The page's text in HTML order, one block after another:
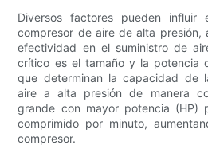
Diversos factores pueden
compresor de aire de alta presión,
efectividad en el suministro de
crítico es el tamaño y la potencia
que determinan la capacidad de
aire a alta presión de manera
grande con mayor potencia (HP)
comprimido por minuto,
compresor.